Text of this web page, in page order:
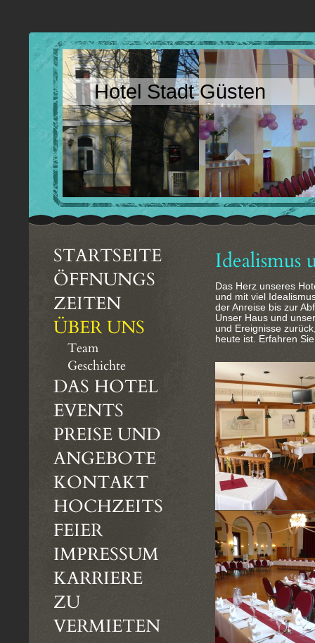
Hotel Stadt Güsten
STARTSEITE
ÖFFNUNGS
ZEITEN
ÜBER UNS
Team
Geschichte
DAS HOTEL
EVENTS
PREISE UND
ANGEBOTE
KONTAKT
HOCHZEITS
FEIER
IMPRESSUM
KARRIERE
ZU
VERMIETEN
Idealismus
Das Herz unseres
und mit viel
der Anreise bis zur
Unser Haus und
und Ereignisse
heute ist. Erfahren